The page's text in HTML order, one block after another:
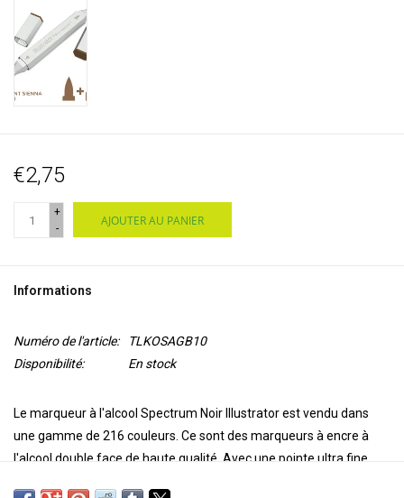
€2,75
+
-
AJOUTER AU PANIER
Informations
Numéro de l'article:
TLKOSAGB10
Disponibilité:
En stock
Le marqueur à l'alcool Spectrum Noir Illustrator est vendu dans
une gamme de 216 couleurs. Ce sont des marqueurs à encre à
l'alcool double face de haute qualité. Avec une pointe ultra fine